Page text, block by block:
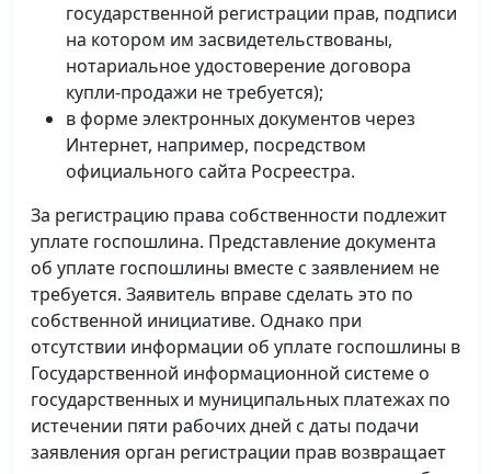
государственной регистрации прав, подписи
на котором им засвидетельствованы,
нотариальное удостоверение договора
купли-продажи не требуется);
в форме электронных документов через
Интернет, например, посредством
официального сайта Росреестра.
За регистрацию права собственности подлежит
уплате госпошлина. Представление документа
об уплате госпошлины вместе с заявлением не
требуется. Заявитель вправе сделать это по
собственной инициативе. Однако при
отсутствии информации об уплате госпошлины в
Государственной информационной системе о
государственных и муниципальных платежах по
истечении пяти рабочих дней с даты подачи
заявления орган регистрации прав возвращает